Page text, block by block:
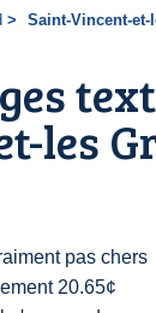
Saint-Vincent-et-
les
pas chers
20.65¢